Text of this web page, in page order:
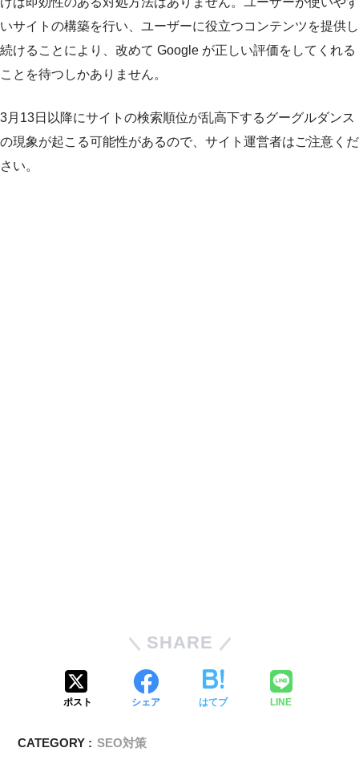
いサイトの構築を行い、ユーザーに役立つコンテンツを提供し
続けることにより、改めて Google が正しい評価をしてくれる
ことを待つしかありません。
3月13日以降にサイトの検索順位が乱高下するグーグルダンス
の現象が起こる可能性があるので、サイト運営者はご注意くだ
さい。
SHARE
ポスト シェア はてブ LINE
CATEGORY : SEO対策